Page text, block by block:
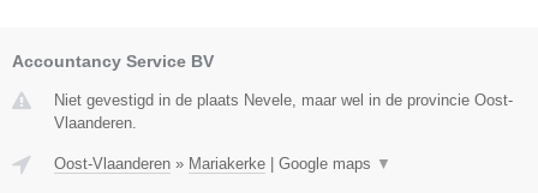
Accountancy Service BV
Niet gevestigd in de plaats Nevele, maar wel in de provincie Oost-
Vlaanderen.
Oost-Vlaanderen » Mariakerke Google maps ▼